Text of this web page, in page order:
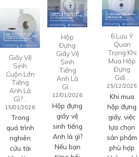
Giấy Vệ
Sinh
Cuộn Lớn
Tiếng
Anh Là
Gì?…
15/01/2026
Trong
quá trình
nghiên
cứu tài
Hộp
Đựng
Giấy Vệ
Sinh
Tiếng
Anh Là
Gì…
12/01/2026
Hộp đựng
giấy vệ
sinh tiếng
Anh là gì?
Nếu bạn
6 Lưu Ý
Quan
Trọng Khi
Mua Hộp
Đựng
Giấ…
25/12/2025
Khi mua
hộp đựng
giấy, việc
lựa chọn
sản phẩm
phù hợp